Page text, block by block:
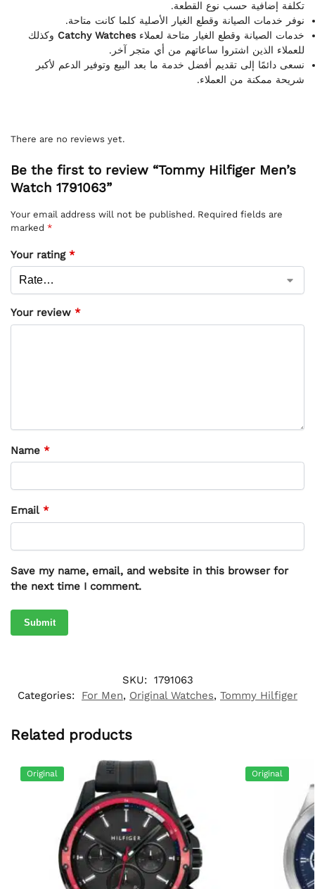
تكلفة إضافية حسب نوع القطعة.
نوفر خدمات الصيانة وقطع الغيار الأصلية كلما كانت متاحة.
خدمات الصيانة وقطع الغيار متاحة لعملاءCatchy Watches وكذلك
للعملاء الذين اشتروا ساعاتهم من أي متجر آخر.
نسعى دائمًا إلى تقديم أفضل خدمة ما بعد البيع وتوفير الدعم لأكبر
شريحة ممكنة من العملاء.
There are no reviews yet.
Be the first to review “Tommy Hilfiger Men’s
Watch 1791063”
Your email address will not be published. Required fields are
marked *
Your rating *
Your review *
Name *
Email *
Save my name, email, and website in this browser for
the next time I comment.
SKU: 1791063
Categories:
For Men, Original Watches, Tommy Hilfiger
Related products
Original Original